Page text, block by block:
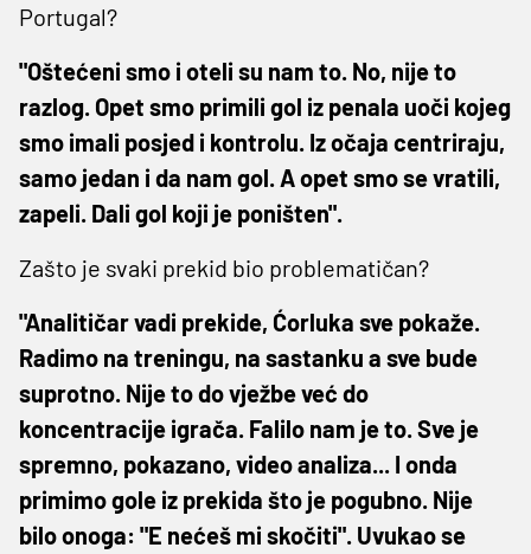
Portugal?
"Oštećeni smo i oteli su nam to. No, nije to
razlog. Opet smo primili gol iz penala uoči kojeg
smo imali posjed i kontrolu. Iz očaja centriraju,
samo jedan i da nam gol. A opet smo se vratili,
zapeli. Dali gol koji je poništen".
Zašto je svaki prekid bio problematičan?
"Analitičar vadi prekide, Ćorluka sve pokaže.
Radimo na treningu, na sastanku a sve bude
suprotno. Nije to do vježbe već do
koncentracije igrača. Falilo nam je to. Sve je
spremno, pokazano, video analiza... I onda
primimo gole iz prekida što je pogubno. Nije
bilo onoga: "E nećeš mi skočiti". Uvukao se